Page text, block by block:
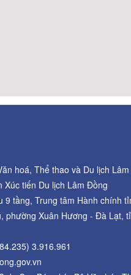
hoá, Thể thao và Du lịch
Xúc tiến Du lịch Lâm Đồng
9 tầng, Trung tâm Hành chính
phường Xuân Hương - Đà Lạt,
3.916.961